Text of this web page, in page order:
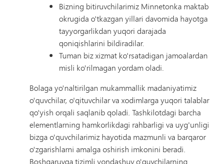
Bizning bitiruvchilarimiz Minnetonka maktab
okrugida o'tkazgan yillari davomida hayotga
tayyorgarlikdan yuqori darajada
qoniqishlarini bildiradilar.
Tuman biz xizmat ko'rsatadigan jamoalardan
misli ko'rilmagan yordam oladi.
Bolaga yo'naltirilgan mukammallik madaniyatimiz
o'quvchilar, o'qituvchilar va xodimlarga yuqori talablar
qo'yish orqali saqlanib qoladi. Tashkilotdagi barcha
elementlarning hamkorlikdagi rahbarligi va uyg'unligi
bizga o'quvchilarimiz hayotida mazmunli va barqaror
o'zgarishlarni amalga oshirish imkonini beradi.
Boshqaruvga tizimli yondashuv o'quvchilarning